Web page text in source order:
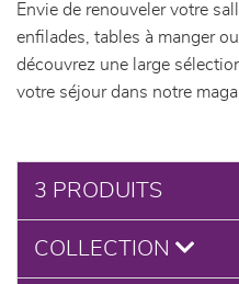
chambres et dressing
literie
Envie de renouveler votre
enfilades, tables à manger
découvrez une large
votre séjour dans notre
3 PRODUITS
COLLECTION